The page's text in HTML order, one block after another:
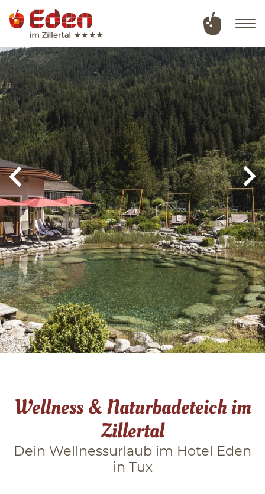
Deutsch English
Hotel
Zimmer & Angebote
Wellness & Naturbadeteich
Sommer in Tux
Winter in Tux
Das Zillertal
Wellness & Naturbadeteich im
Zillertal
Dein Wellnessurlaub im Hotel Eden
in Tux